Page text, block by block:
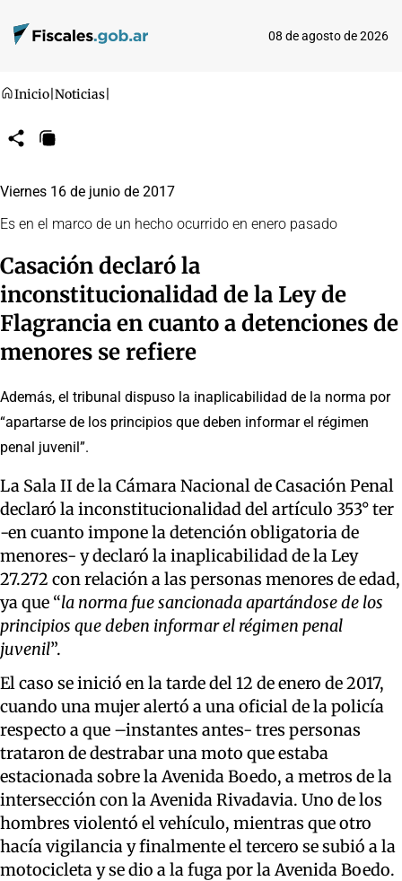
08 de agosto de 2026
Inicio Noticias
CompartirCopiar
Viernes 16 de junio de 2017
Es en el marco de un hecho ocurrido en enero pasado
Casación declaró la
inconstitucionalidad de la Ley de
Flagrancia en cuanto a detenciones de
menores se refiere
Además, el tribunal dispuso la inaplicabilidad de la norma por
“apartarse de los principios que deben informar el régimen
penal juvenil”.
La Sala II de la Cámara Nacional de Casación Penal
declaró la inconstitucionalidad del artículo 353° ter
-en cuanto impone la detención obligatoria de
menores- y declaró la inaplicabilidad de la Ley
27.272 con relación a las personas menores de edad,
ya que “la norma fue sancionada apartándose de los
principios que deben informar el régimen penal
juvenil”.
El caso se inició en la tarde del 12 de enero de 2017,
cuando una mujer alertó a una oficial de la policía
respecto a que –instantes antes- tres personas
trataron de destrabar una moto que estaba
estacionada sobre la Avenida Boedo, a metros de la
intersección con la Avenida Rivadavia. Uno de los
hombres violentó el vehículo, mientras que otro
hacía vigilancia y finalmente el tercero se subió a la
motocicleta y se dio a la fuga por la Avenida Boedo.